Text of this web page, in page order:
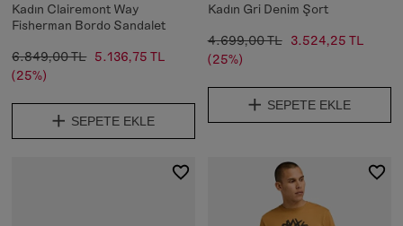
Kadın Clairemont Way
Fisherman Bordo Sandalet
6.849,00 TL 5.136,75 TL
(25%)
SEPETE EKLE
Kadın Gri Denim Şort
4.699,00 TL
3.524,25 TL
(25%)
SEPETE EKLE